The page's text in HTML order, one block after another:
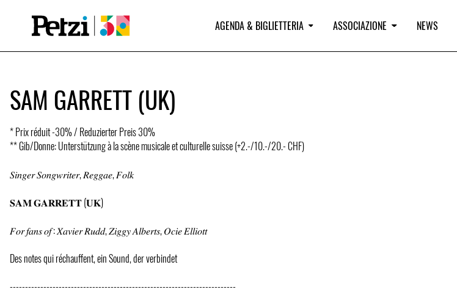
AGENDA & BIGLIETTERIA ASSOCIAZIONE NEWS
SAM GARRETT (UK)
* Prix réduit -30% / Reduzierter Preis 30%
** Gib/Donne: Unterstützung à la scène musicale et culturelle suisse (+2.-/10.-/20.- CHF)
𝑆𝑖𝑛𝑔𝑒𝑟 𝑆𝑜𝑛𝑔𝑤𝑟𝑖𝑡𝑒𝑟, 𝑅𝑒𝑔𝑔𝑎𝑒, 𝐹𝑜𝑙𝑘
𝐒𝐀𝐌 𝐆𝐀𝐑𝐑𝐄𝐓𝐓 (𝐔𝐊)
𝐹𝑜𝑟 𝑓𝑎𝑛𝑠 𝑜𝑓 : 𝑋𝑎𝑣𝑖𝑒𝑟 𝑅𝑢𝑑𝑑, 𝑍𝑖𝑔𝑔𝑦 𝐴𝑙𝑏𝑒𝑟𝑡𝑠, 𝑂𝑐𝑖𝑒 𝐸𝑙𝑙𝑖𝑜𝑡𝑡
Des notes qui réchauffent, ein Sound, der verbindet
--------------------------------------------------------------------------